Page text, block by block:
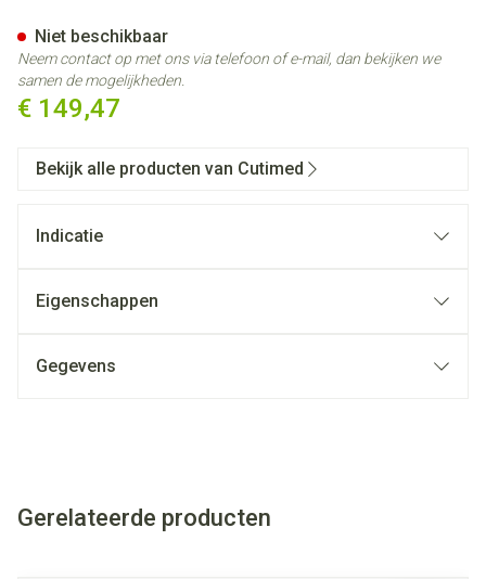
€ 149,47
Niet beschikbaar
Neem contact op met ons via telefoon of e-mail, dan bekijken we
samen de mogelijkheden.
Bekijk alle producten van Cutimed
Indicatie
Eigenschappen
Gegevens
Gerelateerde producten